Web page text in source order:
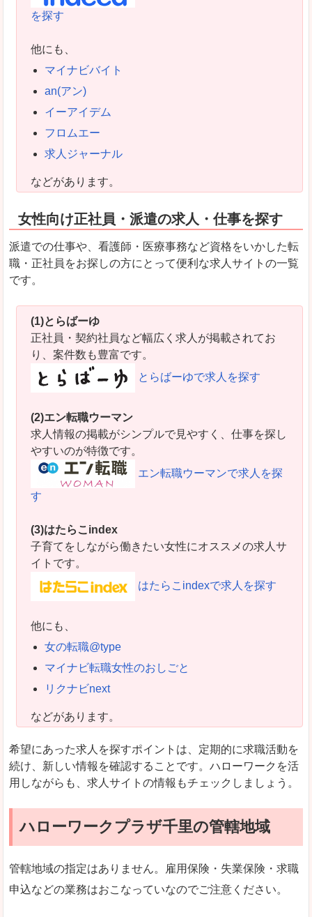
を探す
他にも、
マイナビバイト
an(アン)
イーアイデム
フロムエー
求人ジャーナル
などがあります。
女性向け正社員・派遣の求人・仕事を探す
派遣での仕事や、看護師・医療事務など資格をいかした転
職・正社員をお探しの方にとって便利な求人サイトの一覧
です。
(1)とらばーゆ
正社員・契約社員など幅広く求人が掲載されてお
り、案件数も豊富です。
とらばーゆで求人を探す
(2)エン転職ウーマン
求人情報の掲載がシンプルで見やすく、仕事を探し
やすいのが特徴です。
エン転職ウーマンで求人を探
す
(3)はたらこindex
子育てをしながら働きたい女性にオススメの求人サ
イトです。
はたらこindexで求人を探す
他にも、
女の転職@type
マイナビ転職女性のおしごと
リクナビnext
などがあります。
希望にあった求人を探すポイントは、定期的に求職活動を
続け、新しい情報を確認することです。ハローワークを活
用しながらも、求人サイトの情報もチェックしましょう。
ハローワークプラザ千里の管轄地域
管轄地域の指定はありません。雇用保険・失業保険・求職
申込などの業務はおこなっていなのでご注意ください。